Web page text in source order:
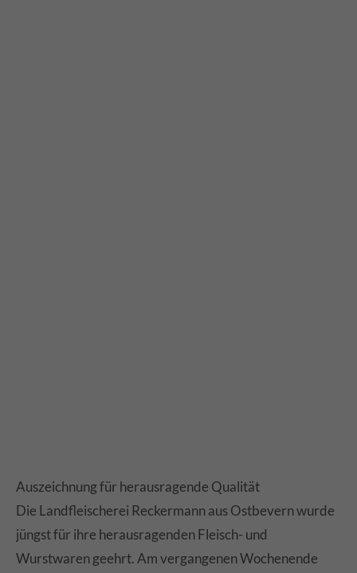
Auszeichnung für herausragende Qualität
Die Landfleischerei Reckermann aus Ostbevern wurde
jüngst für ihre herausragenden Fleisch- und
Wurstwaren geehrt. Am vergangenen Wochenende